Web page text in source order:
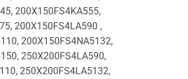
200X150FS4KA555,
200X150FS4LA590 ,
200X150FS4NA5132,
250X200FS4LA590,
250X200FS4LA5132,